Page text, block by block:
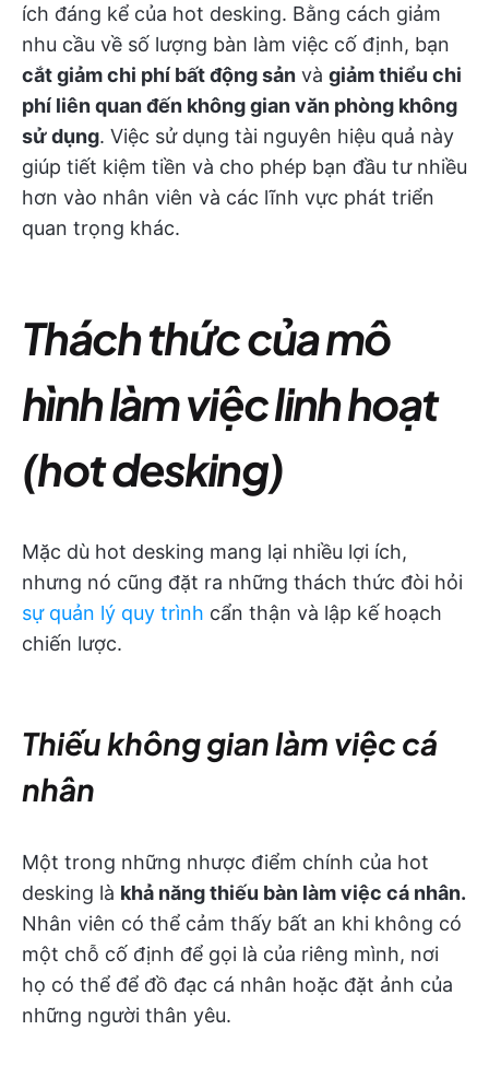
ích đáng kể của hot desking. Bằng cách giảm
nhu cầu về số lượng bàn làm việc cố định, bạn
cắt giảm chi phí bất động sản và giảm thiểu chi
phí liên quan đến không gian văn phòng không
sử dụng. Việc sử dụng tài nguyên hiệu quả này
giúp tiết kiệm tiền và cho phép bạn đầu tư nhiều
hơn vào nhân viên và các lĩnh vực phát triển
quan trọng khác.
Thách thức của mô
hình làm việc linh hoạt
(hot desking)
Mặc dù hot desking mang lại nhiều lợi ích,
nhưng nó cũng đặt ra những thách thức đòi hỏi
sự quản lý quy trình cẩn thận và lập kế hoạch
chiến lược.
Thiếu không gian làm việc cá
nhân
Một trong những nhược điểm chính của hot
desking là khả năng thiếu bàn làm việc cá nhân.
Nhân viên có thể cảm thấy bất an khi không có
một chỗ cố định để gọi là của riêng mình, nơi
họ có thể để đồ đạc cá nhân hoặc đặt ảnh của
những người thân yêu.